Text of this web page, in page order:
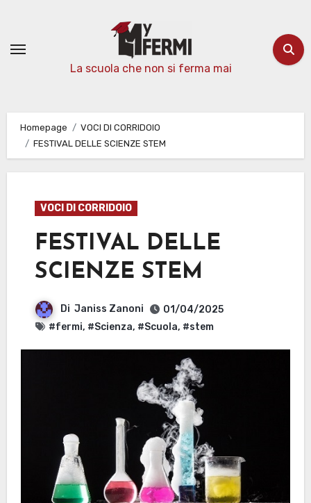
contenuto
La scuola che non si ferma mai
Homepage
VOCI DI CORRIDOIO
FESTIVAL DELLE SCIENZE STEM
VOCI DI CORRIDOIO
FESTIVAL DELLE
SCIENZE STEM
Di Janiss Zanoni
01/04/2025
#fermi, #Scienza, #Scuola, #stem